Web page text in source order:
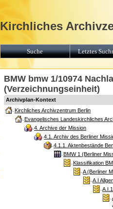
BMW bmw 1/10974
(Verzeichnungseinheit)
Archivplan-Kontext
Kirchliches Archivzentrum Berlin
Evangelisches Landeskirchliches
4. Archive der Mission
4.1. Archiv des Berliner
4.1.1. Aktenbestände
BMW 1 (Berliner
Klassifikation
A (Berliner
A.I
Kirchliches
Suche Letztes